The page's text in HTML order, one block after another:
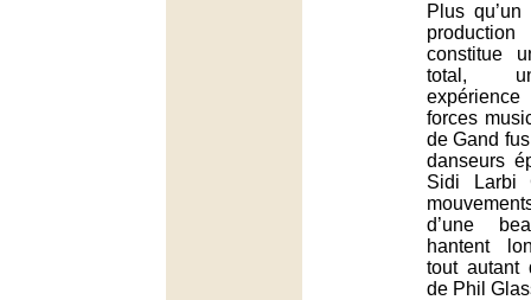
Plus
production
constitue
total,
forces
de Gand
danseurs
Sidi Larbi
d’une
hantent
tout autant
de Phil